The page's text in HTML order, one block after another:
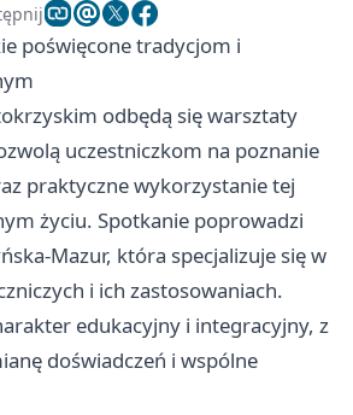
poświęcone tradycjom i
odbędą się warsztaty
uczestniczkom na poznanie
praktyczne wykorzystanie tej
życiu. Spotkanie poprowadzi
Mazur, która specjalizuje się w
i ich zastosowaniach.
edukacyjny i integracyjny, z
doświadczeń i wspólne